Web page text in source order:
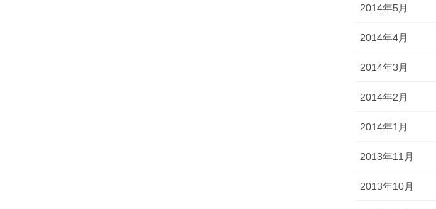
2014年5月
2014年4月
2014年3月
2014年2月
2014年1月
2013年11月
2013年10月